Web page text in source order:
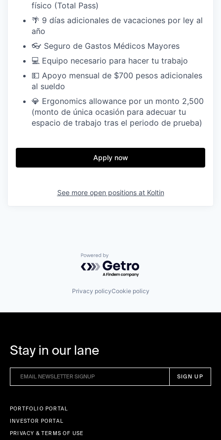
físico (Total Pass)
🌴 9 días adicionales de vacaciones por ley al
año
👓 Seguro de Gastos Médicos Mayores
💻 Equipo necesario para hacer tu trabajo
💵 Apoyo mensual de $700 pesos adicionales
al sueldo
💎 Ergonomics allowance por un monto 2,500
(monto de única ocasión para adecuar tu
espacio de trabajo tras el periodo de prueba)
Apply now
See more open positions at Koltin
Powered by Getro.com
Privacy policyCookie policy
Stay in our lane
PORTFOLIO PORTAL
INVESTOR PORTAL
PRIVACY & TERMS OF USE